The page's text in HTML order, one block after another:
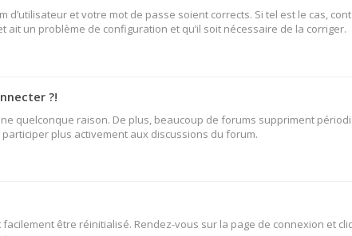
et votre mot de passe soient corrects. Si tel est le cas,
un problème de configuration et qu’il soit nécessaire de la corriger.
?!
quelconque raison. De plus, beaucoup de forums suppriment
plus activement aux discussions du forum.
être réinitialisé. Rendez-vous sur la page de connexion et